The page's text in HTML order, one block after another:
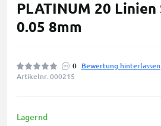
PLATINUM 20 Linien
0.05 8mm
0
Bewertung hinterlassen
Artikelnr. 000215
Lagernd